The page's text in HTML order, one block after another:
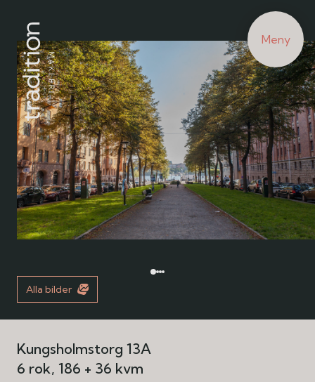
Meny
Alla bilder
Kungsholmstorg 13A
6 rok 186 + 36 kvm